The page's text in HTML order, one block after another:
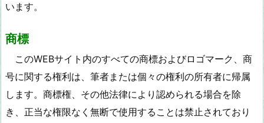
います。
商標
このWEBサイト内のすべての商標およびロゴマーク、商
号に関する権利は、筆者または個々の権利の所有者に帰属
します。商標権、その他法律により認められる場合を除
き、正当な権限なく無断で使用することは禁止されており